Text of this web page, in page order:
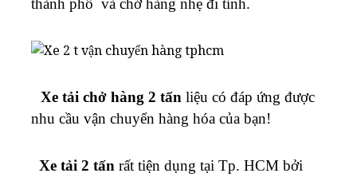
chở
hàng
thành phố và chở hàng nhẹ đi tỉnh.
Xe tải chở hàng 2 tấn liệu có đáp ứng được
nhu cầu vận chuyển hàng hóa của bạn!
Xe tải 2 tấn rất tiện dụng tại Tp. HCM bởi